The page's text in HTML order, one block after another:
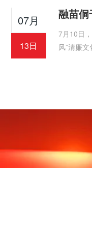
07月
13日
融苗侗
7月10日
风”清廉